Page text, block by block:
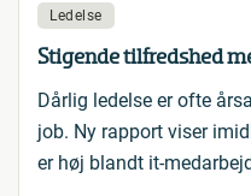
Ledelse
Stigende tilfredshed
Dårlig ledelse er ofte
job. Ny rapport viser
er høj blandt it-